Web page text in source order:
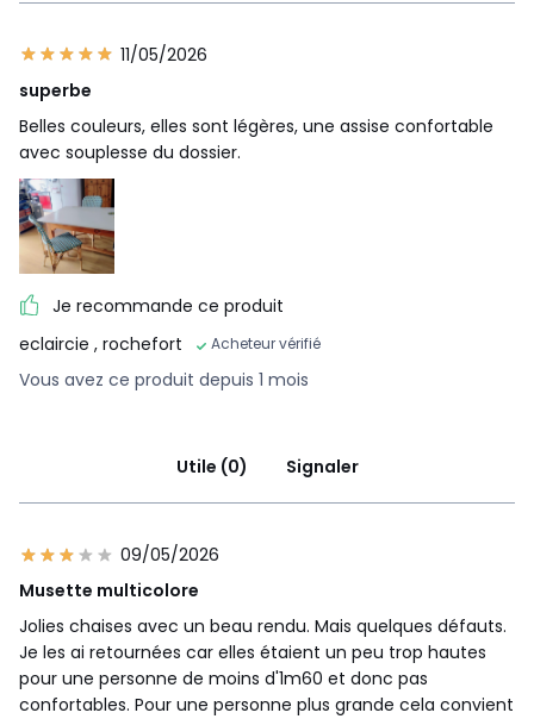
11/05/2026
superbe
Belles couleurs, elles sont légères, une assise confortable
avec souplesse du dossier.
Je recommande ce produit
eclaircie , rochefort Acheteur vérifié
Vous avez ce produit depuis 1 mois
Utile (0) Signaler
09/05/2026
Musette multicolore
Jolies chaises avec un beau rendu. Mais quelques défauts.
Je les ai retournées car elles étaient un peu trop hautes
pour une personne de moins d'1m60 et donc pas
confortables. Pour une personne plus grande cela convient